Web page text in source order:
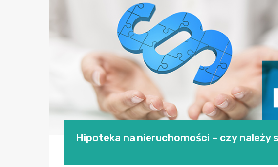
Hipoteka na nieruchomości – czy należy